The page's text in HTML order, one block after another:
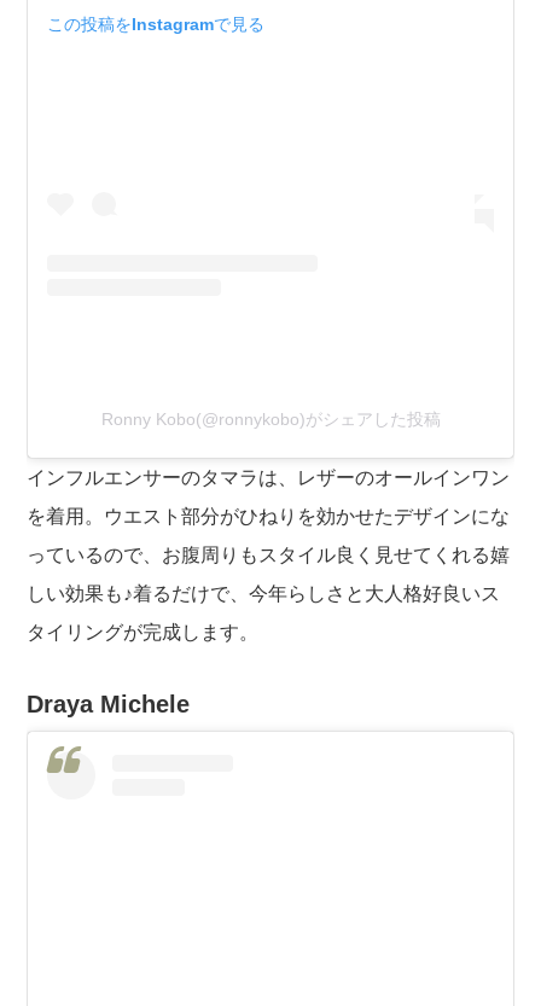
この投稿をInstagramで見る
Ronny Kobo(@ronnykobo)がシェアした投稿
インフルエンサーのタマラは、レザーのオールインワン
を着用。ウエスト部分がひねりを効かせたデザインにな
っているので、お腹周りもスタイル良く見せてくれる嬉
しい効果も♪着るだけで、今年らしさと大人格好良いス
タイリングが完成します。
Draya Michele